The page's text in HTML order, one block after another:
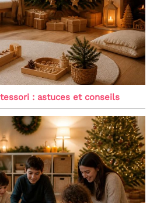
: astuces et conseils